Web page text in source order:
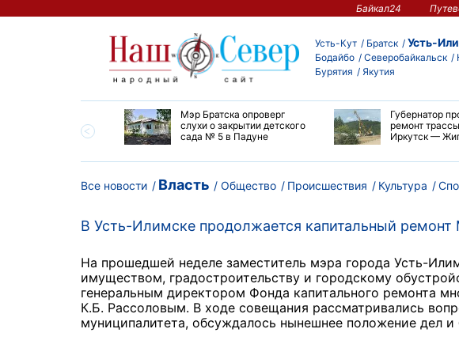
Байкал24
Усть-Кут Братск Усть-
Бодайбо
Северобайкальск
Бурятия
Якутия
Мэр Братска опроверг
слухи о закрытии детского
сада № 5 в Падуне
Губернатор
ремонт трассы
Иркутск —
Все новости Власть Общество Происшествия Культура
В Усть-Илимске продолжается капитальный
На прошедшей неделе заместитель мэра города Усть-
имуществом, градостроительству и городскому
генеральным директором Фонда капитального ремонта
К.Б. Рассоловым. В ходе совещания рассматривались
муниципалитета, обсуждалось нынешнее положение дел